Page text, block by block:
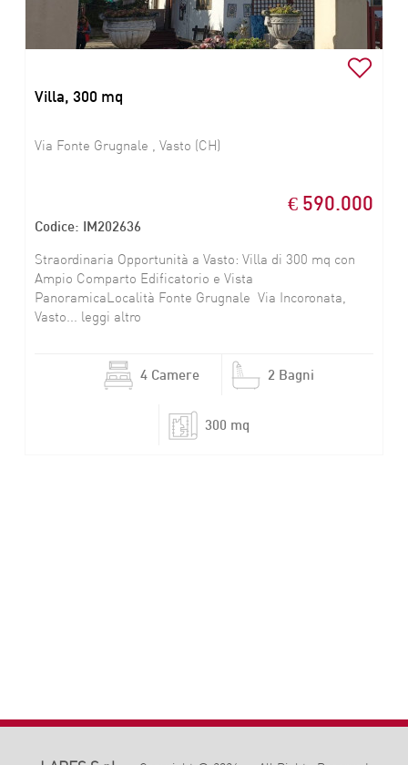
Villa, 300 mq
Via Fonte Grugnale , Vasto (CH)
€ 590.000
Codice: IM202636
Straordinaria Opportunità a Vasto: Villa di 300 mq con
Ampio Comparto Edificatorio e Vista
PanoramicaLocalità Fonte Grugnale  Via Incoronata,
Vasto... leggi altro
4 Camere 2 Bagni
300 mq